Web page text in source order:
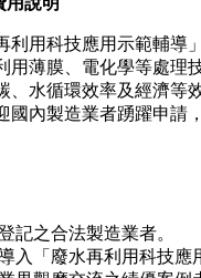
用科技應用示範輔導
用薄膜、電化學等處理
、水循環效率及經濟等
國內製造業者踴躍申請
記之合法製造業者。
入「廢水再利用科技應